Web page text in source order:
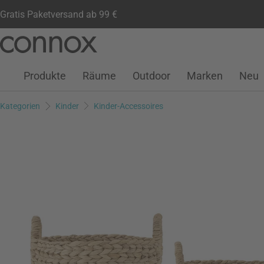
Gratis Paketversand ab 99 €
Seiteninhalt
Suchfeld
Kundenkonto
Wunschliste
Warenkorb
Produkte Räume Outdoor Marken Neu
Kategorien Kinder Kinder-Accessoires